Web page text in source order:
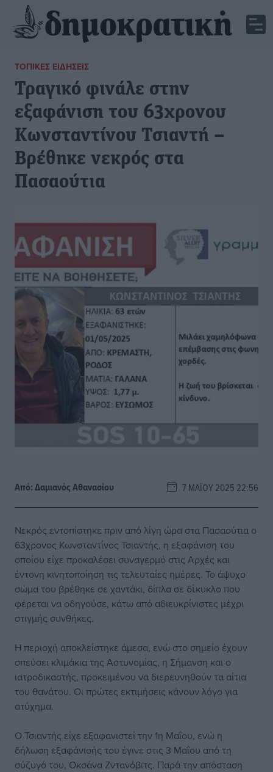
ΤΟΠΙΚΈΣ ΕΙΔΉΣΕΙΣ
Τραγικό φινάλε στην
εξαφάνιση του 63χρονου
Κωνσταντίνου Τσιαντή –
Βρέθηκε νεκρός στα
Πασαούτια
Από:Δαμιανός Αθανασίου 7 ΜΑΪ́ΟΥ 2025 22:56
Νεκρός εντοπίστηκε πριν από λίγη ώρα στα Πασαούτια ο
63χρονος Κωνσταντίνος Τσιαντής, η εξαφάνιση του
οποίου είχε προκαλέσει συναγερμό στις Αρχές και
έντονη κινητοποίηση τις τελευταίες ημέρες. Το άψυχο
σώμα του βρέθηκε σε χαντάκι, δίπλα σε δἰκυκλο που
φέρεται να οδηγούσε, κάτω από αδιευκρίνιστες μέχρι
στιγμής συνθήκες.
Η περιοχή αποκλείστηκε άμεσα, ενώ στο σημείο έχουν
σπεύσει κλιμάκια της Αστυνομίας, η Σήμανση και ο
ιατροδικαστής, προκειμένου να διερευνηθούν τα αίτια
του θανάτου. Οι πρώτες εκτιμήσεις κάνουν λόγο για
ατύχημα.
Ο Τσιαντής είχε εξαφανιστεί την 1η Μαΐου, ενώ η
δήλωση εξαφάνισής του έγινε στις 3 Μαΐου από τη
σύζυγό του, Οκσάνα Ζντανόβιτς. Παρά την απόσταση